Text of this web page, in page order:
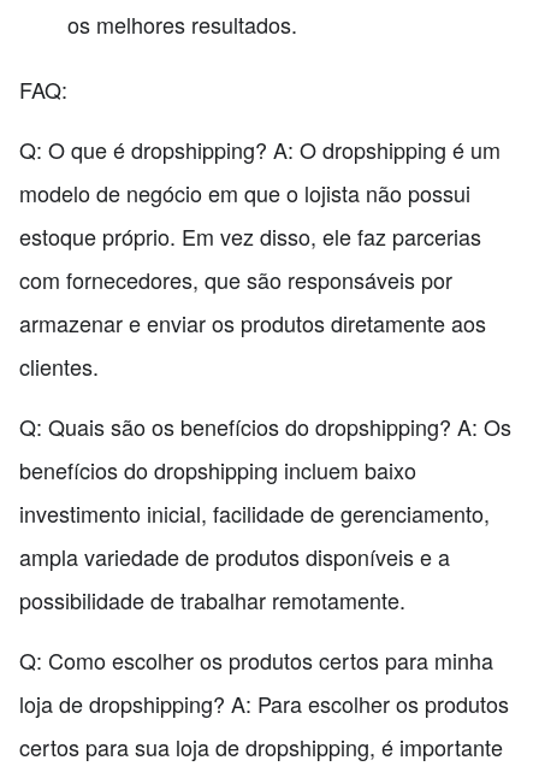
os melhores resultados.
FAQ:
Q: O que é dropshipping? A: O dropshipping é um
modelo de negócio em que o lojista não possui
estoque próprio. Em vez disso, ele faz parcerias
com fornecedores, que são responsáveis por
armazenar e enviar os produtos diretamente aos
clientes.
Q: Quais são os benefícios do dropshipping? A: Os
benefícios do dropshipping incluem baixo
investimento inicial, facilidade de gerenciamento,
ampla variedade de produtos disponíveis e a
possibilidade de trabalhar remotamente.
Q: Como escolher os produtos certos para minha
loja de dropshipping? A: Para escolher os produtos
certos para sua loja de dropshipping, é importante